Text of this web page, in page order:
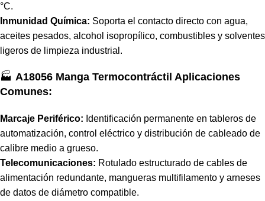
°C.
Inmunidad Química: Soporta el contacto directo con agua,
aceites pesados, alcohol isopropílico, combustibles y solventes
ligeros de limpieza industrial.
🏭 A18056 Manga Termocontráctil Aplicaciones
Comunes:
Marcaje Periférico: Identificación permanente en tableros de
automatización, control eléctrico y distribución de cableado de
calibre medio a grueso.
Telecomunicaciones: Rotulado estructurado de cables de
alimentación redundante, mangueras multifilamento y arneses
de datos de diámetro compatible.